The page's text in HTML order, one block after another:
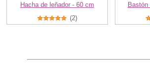
Hacha de leñador - 60 cm
(2)
Bastón